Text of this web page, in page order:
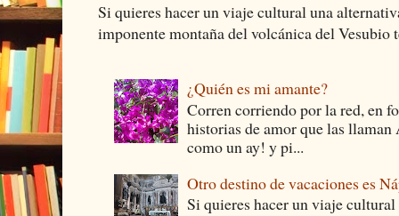
Si quieres hacer un viaje cultural una
imponente montaña del volcánica del Vesubio
¿Quién es mi amante?
Corren corriendo por la red, en
historias de amor que las
como un ay! y pi...
Otro destino de vacaciones es
Si quieres hacer un viaje